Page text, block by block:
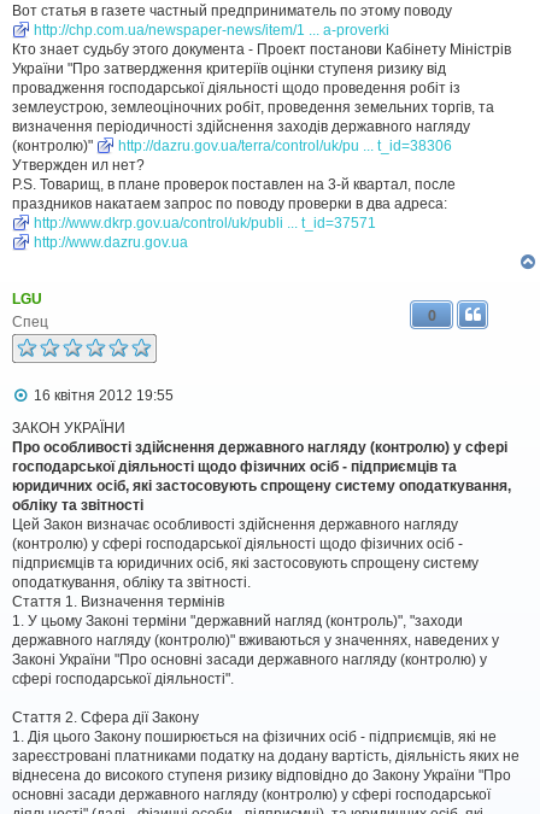
Вот статья в газете частный предприниматель по этому поводу
http://chp.com.ua/newspaper-news/item/1 ... a-proverki
Кто знает судьбу этого документа - Проект постанови Кабінету Міністрів
України "Про затвердження критеріїв оцінки ступеня ризику від
провадження господарської діяльності щодо проведення робіт із
землеустрою, землеоціночних робіт, проведення земельних торгів, та
визначення періодичності здійснення заходів державного нагляду
(контролю)"
http://dazru.gov.ua/terra/control/uk/pu ... t_id=38306
Утвержден ил нет?
P.S. Товарищ, в плане проверок поставлен на 3-й квартал, после
праздников накатаем запрос по поводу проверки в два адреса:
http://www.dkrp.gov.ua/control/uk/publi ... t_id=37571
http://www.dazru.gov.ua
LGU
Спец
0
П
в
і
д
о
м
л
е
н
н
я
16 квітня 2012 19:55
ЗАКОН УКРАЇНИ
Про особливості здійснення державного нагляду (контролю) у сфері
господарської діяльності щодо фізичних осіб - підприємців та
юридичних осіб, які застосовують спрощену систему оподаткування,
обліку та звітності
Цей Закон визначає особливості здійснення державного нагляду
(контролю) у сфері господарської діяльності щодо фізичних осіб -
підприємців та юридичних осіб, які застосовують спрощену систему
оподаткування, обліку та звітності.
Стаття 1. Визначення термінів
1. У цьому Законі терміни "державний нагляд (контроль)", "заходи
державного нагляду (контролю)" вживаються у значеннях, наведених у
Законі України "Про основні засади державного нагляду (контролю) у
сфері господарської діяльності".
Стаття 2. Сфера дії Закону
1. Дія цього Закону поширюється на фізичних осіб - підприємців, які не
зареєстровані платниками податку на додану вартість, діяльність яких не
віднесена до високого ступеня ризику відповідно до Закону України "Про
основні засади державного нагляду (контролю) у сфері господарської